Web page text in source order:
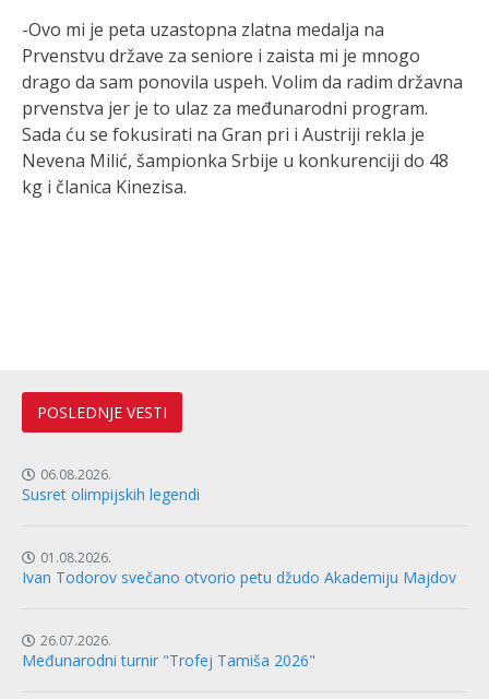
-Ovo mi je peta uzastopna zlatna medalja na
Prvenstvu države za seniore i zaista mi je mnogo
drago da sam ponovila uspeh. Volim da radim državna
prvenstva jer je to ulaz za međunarodni program.
Sada ću se fokusirati na Gran pri i Austriji rekla je
Nevena Milić, šampionka Srbije u konkurenciji do 48
kg i članica Kinezisa.
POSLEDNJE VESTI
06.08.2026.
Susret olimpijskih legendi
01.08.2026.
Ivan Todorov svečano otvorio petu džudo Akademiju Majdov
26.07.2026.
Međunarodni turnir "Trofej Tamiša 2026"